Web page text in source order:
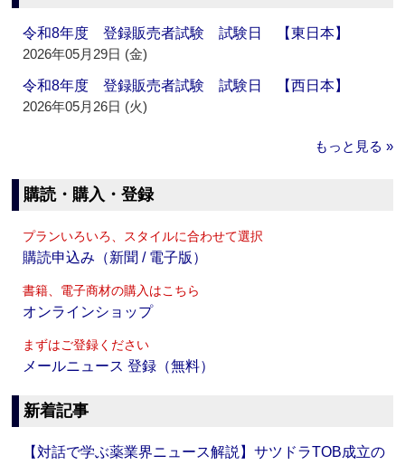
令和8年度 登録販売者試験 試験日 【東日本】
2026年05月29日 (金)
令和8年度 登録販売者試験 試験日 【西日本】
2026年05月26日 (火)
もっと見る »
購読・購入・登録
プランいろいろ、スタイルに合わせて選択
購読申込み（新聞 / 電子版）
書籍、電子商材の購入はこちら
オンラインショップ
まずはご登録ください
メールニュース 登録（無料）
新着記事
【対話で学ぶ薬業界ニュース解説】サツドラTOB成立の